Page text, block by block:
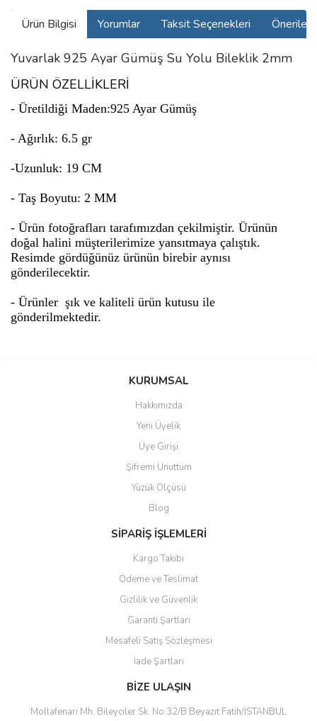
Ürün Bilgisi Yorumlar Taksit Seçenekleri
Yuvarlak 925 Ayar Gümüş Su Yolu Bileklik 2mm
ÜRÜN ÖZELLİKLERİ
- Üretildiği Maden:925 Ayar Gümüş
- Ağırlık: 6.5 gr
-Uzunluk: 19 CM
- Taş Boyutu: 2 MM
- Ürün fotoğrafları tarafımızdan çekilmiştir. Ürünün
doğal halini müşterilerimize yansıtmaya çalıştık.
Resimde gördüğünüz ürünün birebir aynısı
gönderilecektir.
- Ürünler şık ve kaliteli ürün kutusu ile
gönderilmektedir.
Bu ürüne ilk yorumu siz yapın!
Yorum Yaz
Ürün resmi kalitesiz, bozuk veya görüntülenemiyor.
Ürün açıklamasında eksik bilgiler bulunuyor.
Ürün bilgilerinde hatalar bulunuyor.
Ürün fiyatı diğer sitelerden daha pahalı.
Bu ürüne benzer farklı alternatifler olmalı.
Gönder
KURUMSAL
Hakkımızda
Yeni Üyelik
Üye Girişi
Şifremi Unuttum
Yüzük Ölçüsü
Blog
SİPARİŞ İŞLEMLERİ
Kargo Takibi
Ödeme ve Teslimat
Gizlilik ve Güvenlik
Garanti Şartları
Mesafeli Satış Sözleşmesi
İade Şartları
BİZE ULAŞIN
Mollafenari Mh. Bileyciler Sk. No:32/B Beyazıt Fatih/İSTANBUL